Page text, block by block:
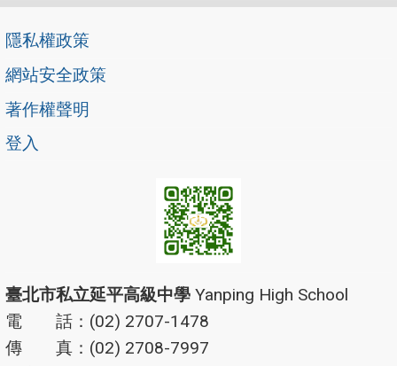
隱私權政策
網站安全政策
著作權聲明
登入
臺北市私立延平高級中學 Yanping High School
電 話：(02) 2707-1478
傳 真：(02) 2708-7997